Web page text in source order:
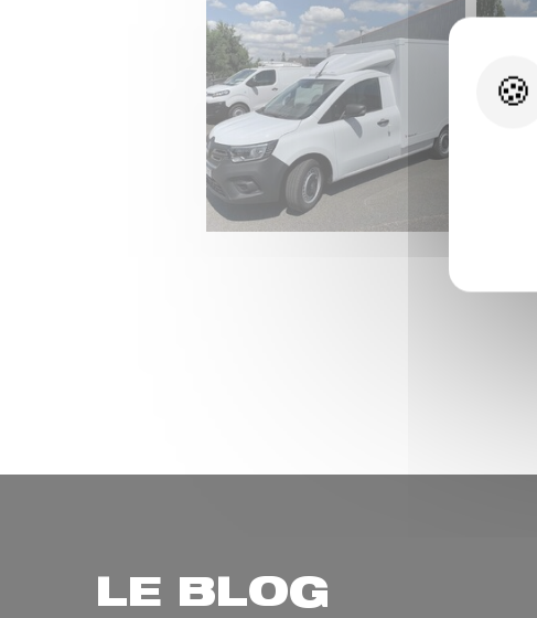
LE BLOG